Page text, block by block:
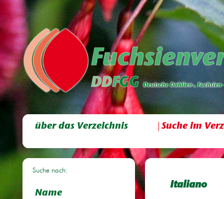
über das Verzeichnis Suche im
Suche nach:
Name
Italiano